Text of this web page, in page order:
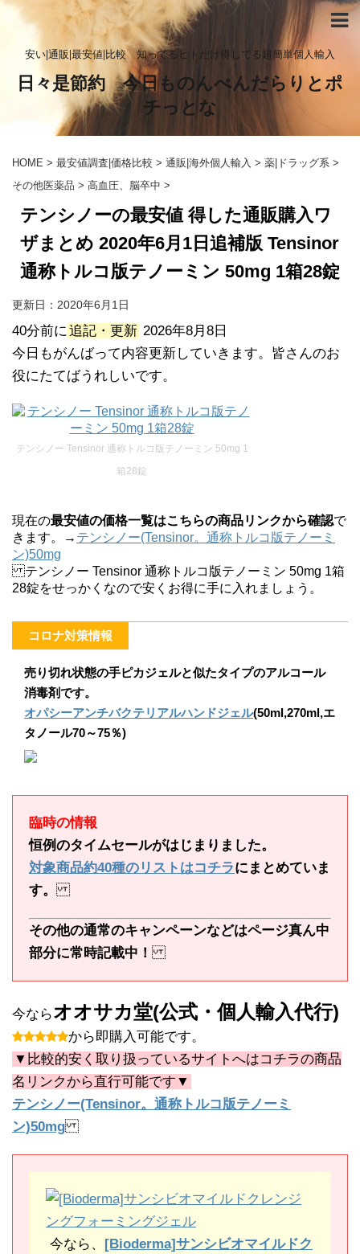
安い|通販|最安値|比較 知ってるヒトだけ得してる超簡単個人輸入
日々是節約 今日ものんべんだらりとポ
チっとな
HOME > 最安値調査|価格比較 > 通販|海外個人輸入 > 薬|ドラッグ系 >
その他医薬品 > 高血圧、脳卒中 >
テンシノーの最安値 得した通販購入ワ
ザまとめ 2020年6月1日追補版 Tensinor
通称トルコ版テノーミン 50mg 1箱28錠
更新日： 2020年6月1日
40分前に追記・更新 2026年8月8日
今日もがんばって内容更新していきます。皆さんのお
役にたてばうれしいです。
テンシノー Tensinor 通称トルコ版テノーミン 50mg 1
箱28錠
現在の最安値の価格一覧はこちらの商品リンクから確認で
きます。→ テンシノー(Tensinor。通称トルコ版テノーミ
ン)50mg
テンシノー Tensinor 通称トルコ版テノーミン 50mg 1箱
28錠をせっかくなので安くお得に手に入れましょう。
コロナ対策情報
売り切れ状態の手ピカジェルと似たタイプのアルコール
消毒剤です。
オパシーアンチバクテリアルハンドジェル(50ml,270ml,エ
タノール70～75％)
臨時の情報
恒例のタイムセールがはじまりました。
対象商品約40種のリストはコチラにまとめていま
す。
その他の通常のキャンペーンなどはページ真ん中
部分に常時記載中！
今ならオオサカ堂(公式・個人輸入代行)
から即購入可能です。
▼比較的安く取り扱っているサイトへはコチラの商品
名リンクから直行可能です▼
テンシノー(Tensinor。通称トルコ版テノーミ
ン)50mg
今なら、 [Bioderma]サンシビオマイルドク